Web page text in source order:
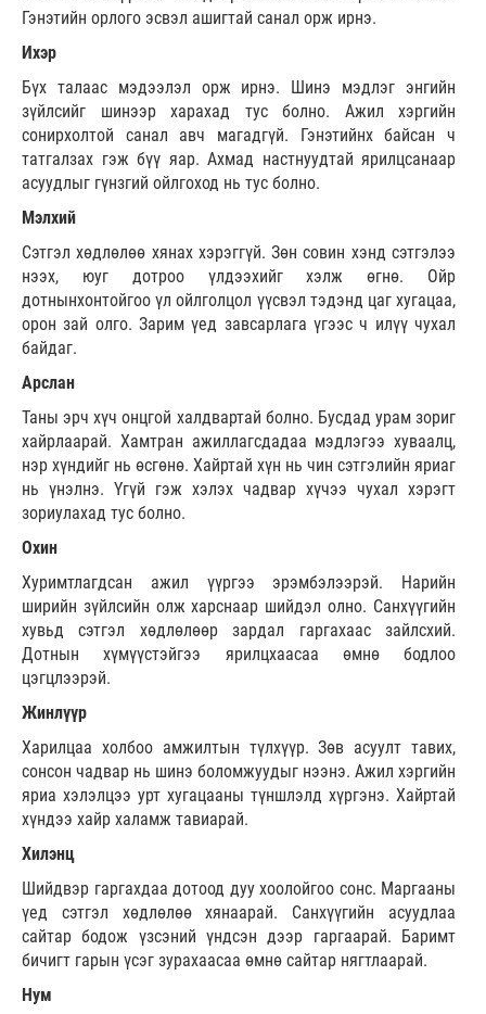
Гэнэтийн орлого эсвэл ашигтай санал орж ирнэ.
Ихэр
Бүх талаас мэдээлэл орж ирнэ. Шинэ мэдлэг энгийн
зүйлсийг шинээр харахад тус болно. Ажил хэргийн
сонирхолтой санал авч магадгүй. Гэнэтийнх байсан ч
татгалзах гэж бүү яар. Ахмад настнуудтай ярилцсанаар
асуудлыг гүнзгий ойлгоход нь тус болно.
Мэлхий
Сэтгэл хөдлөлөө хянах хэрэггүй. Зөн совин хэнд сэтгэлээ
нээх, юуг дотроо үлдээхийг хэлж өгнө. Ойр
дотнынхонтойгоо үл ойлголцол үүсвэл тэдэнд цаг хугацаа,
орон зай олго. Зарим үед завсарлага үгээс ч илүү чухал
байдаг.
Арслан
Таны эрч хүч онцгой халдвартай болно. Бусдад урам зориг
хайрлаарай. Хамтран ажиллагсдадаа мэдлэгээ хуваалц,
нэр хүндийг нь өсгөнө. Хайртай хүн нь чин сэтгэлийн яриаг
нь үнэлнэ. Үгүй гэж хэлэх чадвар хүчээ чухал хэрэгт
зориулахад тус болно.
Охин
Хуримтлагдсан ажил үүргээ эрэмбэлээрэй. Нарийн
ширийн зүйлсийн олж харснаар шийдэл олно. Санхүүгийн
хувьд сэтгэл хөдлөлөөр зардал гаргахаас зайлсхий.
Дотнын хүмүүстэйгээ ярилцхаасаа өмнө бодлоо
цэгцлээрэй.
Жинлүүр
Харилцаа холбоо амжилтын түлхүүр. Зөв асуулт тавих,
сонсон чадвар нь шинэ боломжуудыг нээнэ. Ажил хэргийн
яриа хэлэлцээ урт хугацааны түншлэлд хүргэнэ. Хайртай
хүндээ хайр халамж тавиарай.
Хилэнц
Шийдвэр гаргахдаа дотоод дуу хоолойгоо сонс. Маргааны
үед сэтгэл хөдлөлөө хянаарай. Санхүүгийн асуудлаа
сайтар бодож үзсэний үндсэн дээр гаргаарай. Баримт
бичигт гарын үсэг зурахаасаа өмнө сайтар нягтлаарай.
Нум